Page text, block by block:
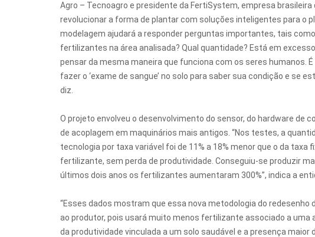
Agro – Tecnoagro e presidente da FertiSystem, empresa brasileira
revolucionar a forma de plantar com soluções inteligentes para o
modelagem ajudará a responder perguntas importantes, tais
fertilizantes na área analisada? Qual quantidade? Está em
pensar da mesma maneira que funciona com os seres humanos.
fazer o ‘exame de sangue’ no solo para saber sua condição e se
diz.
O projeto envolveu o desenvolvimento do sensor, do hardware de
de acoplagem em maquinários mais antigos. “Nos testes, a
tecnologia por taxa variável foi de 11% a 18% menor que o da taxa
fertilizante, sem perda de produtividade. Conseguiu-se produzir
últimos dois anos os fertilizantes aumentaram 300%”, indica a
“Esses dados mostram que essa nova metodologia do
ao produtor, pois usará muito menos fertilizante associado a
da produtividade vinculada a um solo saudável e a presença maior